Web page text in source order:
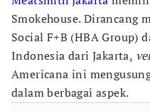
Smokehouse. Dirancang
Social F+B (HBA Group)
Indonesia dari Jakarta,
Americana ini
dalam berbagai aspek.